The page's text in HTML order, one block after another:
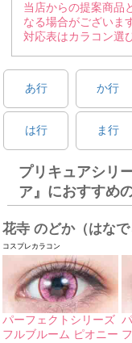
当店からの提案商品
なる場合がございま
対応表はカラコン選
あ行 か行
は行 ま行
プリキュアシリ
ア』 におすすめ
花寺 のどか（はな
コスプレカラコン
パーフェクトシリーズ
フルブルーム ピオニー